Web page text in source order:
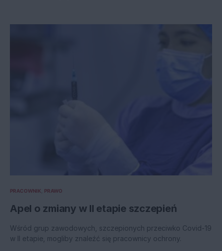
PRACOWNIK PRAWO
Apel o zmiany w II etapie szczepień
Wśród grup zawodowych, szczepionych przeciwko Covid-19
w II etapie, mogliby znaleźć się pracownicy ochrony.